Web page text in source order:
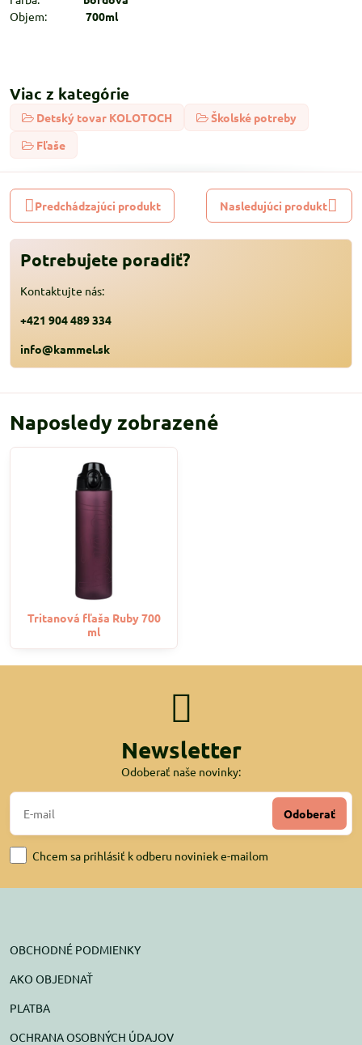
Objem:
700ml
Viac z kategórie
Detský tovar KOLOTOCH
Školské potreby
Fľaše
Predchádzajúci produkt Nasledujúci produkt
Potrebujete poradiť?
Kontaktujte nás:
+421 904 489 334
info@kammel.sk
Naposledy zobrazené
Tritanová fľaša Ruby 700
ml
Newsletter
Odoberať naše novinky:
Odoberať
Chcem sa prihlásiť k odberu noviniek e-mailom
OBCHODNÉ PODMIENKY
AKO OBJEDNAŤ
PLATBA
OCHRANA OSOBNÝCH ÚDAJOV